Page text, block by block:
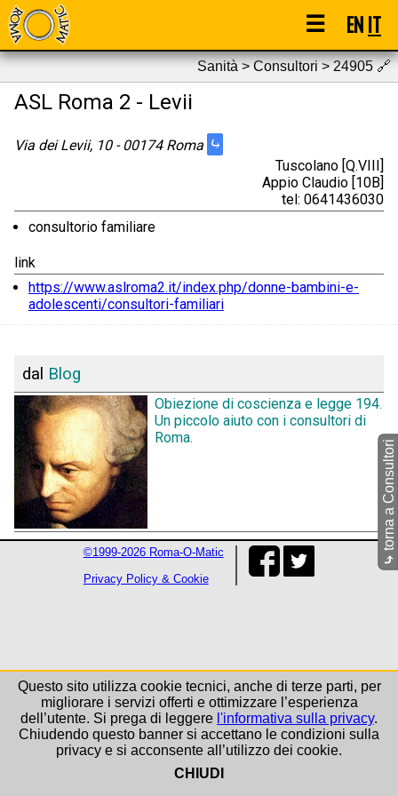
☰ ENIT
Sanità > Consultori > 24905🔗
ASL Roma 2 - Levii
Via dei Levii, 10 - 00174 Roma ⤷
Tuscolano [Q.VIII]
Appio Claudio [10B]
tel: 0641436030
consultorio familiare
link
https://www.aslroma2.it/index.php/donne-bambini-e-
adolescenti/consultori-familiari
dal Blog
Obiezione di coscienza e legge 194.
Un piccolo aiuto con i consultori di
Roma.
⤷
torna a Consultori
©1999-2026 Roma-O-Matic
Privacy Policy & Cookie
Questo sito utilizza cookie tecnici, anche di terze parti, per
migliorare i servizi offerti e ottimizzare l’esperienza
dell’utente. Si prega di leggere l'informativa sulla privacy.
Chiudendo questo banner si accettano le condizioni sulla
privacy e si acconsente all’utilizzo dei cookie.
CHIUDI